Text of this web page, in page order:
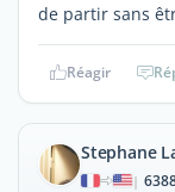
de partir sans
Réagir
Stephane
|